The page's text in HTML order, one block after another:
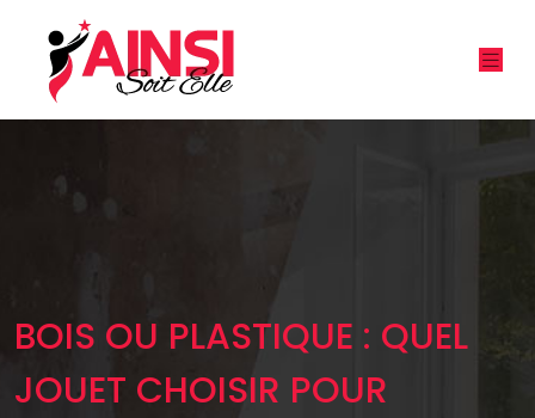
BOIS OU PLASTIQUE : QUEL
JOUET CHOISIR POUR